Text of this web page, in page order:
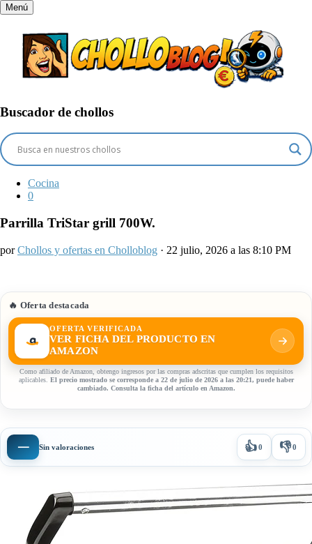
Menú
Buscador de chollos
Cocina
0
Parrilla TriStar grill 700W.
porChollos y ofertas en Cholloblog · 22 julio, 2026 a las 8:10 PM
🔥 Oferta destacada
OFERTA VERIFICADA
VER FICHA DEL PRODUCTO EN
AMAZON
Como afiliado de Amazon, obtengo ingresos por las compras adscritas que cumplen los requisitos
aplicables. El precio mostrado se corresponde a 22 de julio de 2026 a las 20:21, puede haber
cambiado. Consulta la ficha del artículo en Amazon.
— Sin valoraciones 👍0 👎0